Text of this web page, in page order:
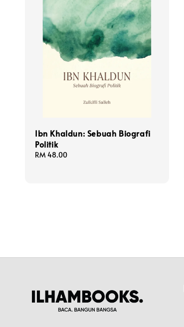
Ibn Khaldun: Sebuah Biografi
Politik
Regular
RM 48.00